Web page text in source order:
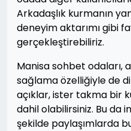
Arkadaşlık kurmanın
deneyim aktarımı gibi
gerçekleştirebiliriz.
Manisa sohbet odaları,
sağlama özelliğiyle de
açıklar, ister takma bir
dahil olabilirsiniz. Bu da
şekilde paylaşımlarda